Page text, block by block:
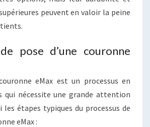
peuvent en valoir la peine
pose d’une couronne
eMax est un processus en
qui nécessite une grande attention
les étapes typiques du processus de
eMax :